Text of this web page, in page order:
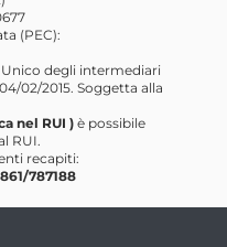
(PEC):
Unico degli intermediari
02/2015. Soggetta alla
nel RUI ) è possibile
RUI.
recapiti:
787188